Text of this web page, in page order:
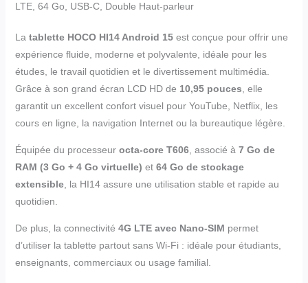
LTE, 64 Go, USB-C, Double Haut-parleur
La tablette HOCO HI14 Android 15est conçue pour offrir une
expérience fluide, moderne et polyvalente, idéale pour les
études, le travail quotidien et le divertissement multimédia.
Grâce à son grand écran LCD HD de 10,95 pouces, elle
garantit un excellent confort visuel pour YouTube, Netflix, les
cours en ligne, la navigation Internet ou la bureautique légère.
Équipée du processeur octa-core T606, associé à 7 Go de
RAM (3 Go + 4 Go virtuelle) et 64 Go de stockage
extensible, la HI14 assure une utilisation stable et rapide au
quotidien.
De plus, la connectivité 4G LTE avec Nano-SIM permet
d’utiliser la tablette partout sans Wi-Fi : idéale pour étudiants,
enseignants, commerciaux ou usage familial.